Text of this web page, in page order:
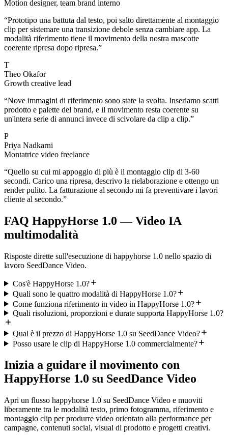
Motion designer, team brand interno
“Prototipo una battuta dal testo, poi salto direttamente al montaggio
clip per sistemare una transizione debole senza cambiare app. La
modalità riferimento tiene il movimento della nostra mascotte
coerente ripresa dopo ripresa.”
T
Theo Okafor
Growth creative lead
“Nove immagini di riferimento sono state la svolta. Inseriamo scatti
prodotto e palette del brand, e il movimento resta coerente su
un'intera serie di annunci invece di scivolare da clip a clip.”
P
Priya Nadkarni
Montatrice video freelance
“Quello su cui mi appoggio di più è il montaggio clip di 3-60
secondi. Carico una ripresa, descrivo la rielaborazione e ottengo un
render pulito. La fatturazione al secondo mi fa preventivare i lavori
cliente al secondo.”
FAQ HappyHorse 1.0 — Video IA
multimodalità
Risposte dirette sull'esecuzione di happyhorse 1.0 nello spazio di
lavoro SeedDance Video.
Cos'è HappyHorse 1.0?
Quali sono le quattro modalità di HappyHorse 1.0?
Come funziona riferimento in video in HappyHorse 1.0?
Quali risoluzioni, proporzioni e durate supporta HappyHorse 1.0?
Qual è il prezzo di HappyHorse 1.0 su SeedDance Video?
Posso usare le clip di HappyHorse 1.0 commercialmente?
Inizia a guidare il movimento con
HappyHorse 1.0 su SeedDance Video
Apri un flusso happyhorse 1.0 su SeedDance Video e muoviti
liberamente tra le modalità testo, primo fotogramma, riferimento e
montaggio clip per produrre video orientato alla performance per
campagne, contenuti social, visual di prodotto e progetti creativi.